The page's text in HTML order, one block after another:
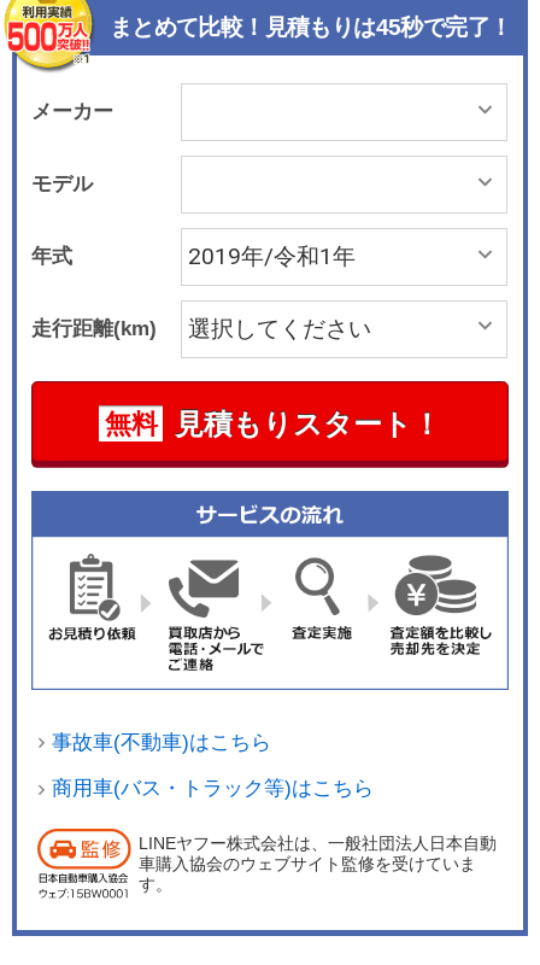
部に向けてやや広がる形とすることで、ピストン
スカート部に発生する摩擦を低減する技術だ。 そ
のほか、全モデルにドライブレコーダー（フロン
ト）をオプション設定した。
まとめて比較！見積もりは45秒で完了！
メーカー
モデル
年式
走行距離(km)
無料 見積もりスタート！
事故車(不動車)はこちら
商用車(バス・トラック等)はこちら
LINEヤフー株式会社は、一般社団法人日本自動
車購入協会のウェブサイト監修を受けていま
す。